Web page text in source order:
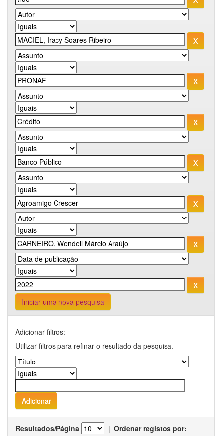
Iniciar uma nova pesquisa
Adicionar filtros:
Utilizar filtros para refinar o resultado da pesquisa.
Resultados/Página | Ordenar registos por: